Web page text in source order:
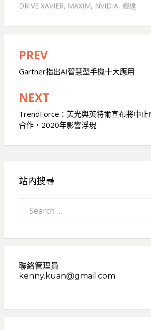
DRIVE XAVIER, MAXIM, NVIDIA, 輝達
文
章
導
覽
PREV
Gartner指出AI智慧型手機十大應用
NEXT
TrendForce：美光與英特爾宣布將中止
合作，2020年影響浮現
站內搜尋
for:
聯絡管理員
kenny.kuan@gmail.com